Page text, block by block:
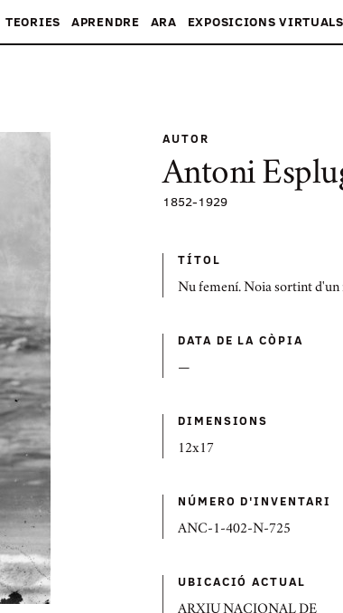
TEORIES APRENDRE ARA EXPOSICIONS VIRTUALS
AUTOR
Antoni
1852-1929
TÍTOL
Nu femení. Noia sortint d'un
DATA DE LA CÒPIA
—
DIMENSIONS
12x17
NÚMERO D'INVENTARI
ANC-1-402-N-725
UBICACIÓ ACTUAL
ARXIU NACIONAL DE